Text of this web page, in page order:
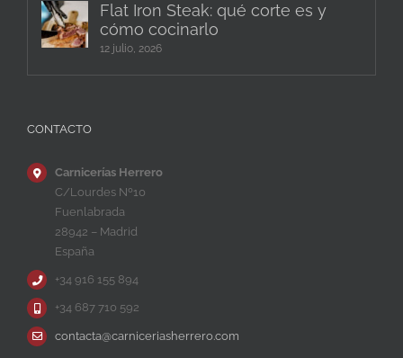
Flat Iron Steak: qué corte es y
cómo cocinarlo
12 julio, 2026
CONTACTO
Carnicerías Herrero
C/Lourdes Nº10
Fuenlabrada
28942 – Madrid
España
+34 916 155 894
+34 687 710 592
contacta@carniceriasherrero.com